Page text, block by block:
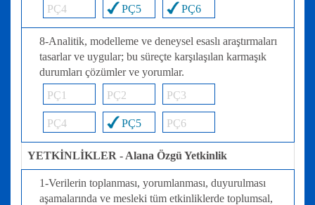
PÇ4 PÇ5 PÇ6
8-Analitik, modelleme ve deneysel esaslı araştırmaları
tasarlar ve uygular; bu süreçte karşılaşılan karmaşık
durumları çözümler ve yorumlar.
PÇ1
PÇ2 PÇ3
PÇ4 PÇ5 PÇ6
YETKİNLİKLER - Alana Özgü Yetkinlik
1-Verilerin toplanması, yorumlanması, duyurulması
aşamalarında ve mesleki tüm etkinliklerde toplumsal,